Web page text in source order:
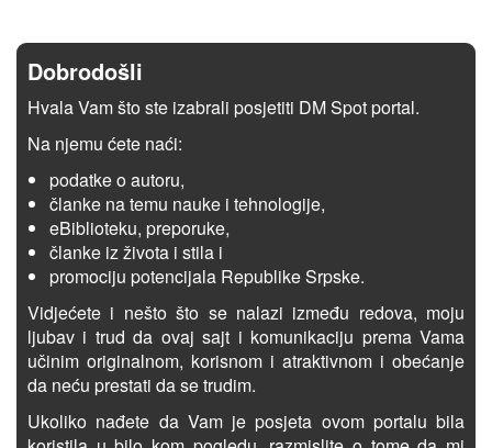
Dobrodošli
Hvala Vam što ste izabrali posjetiti DM Spot portal.
Na njemu ćete naći:
podatke o autoru,
članke na temu nauke i tehnologije,
eBiblioteku, preporuke,
članke iz života i stila i
promociju potencijala Republike Srpske.
Vidjećete i nešto što se nalazi između redova, moju
ljubav i trud da ovaj sajt i komunikaciju prema Vama
učinim originalnom, korisnom i atraktivnom i obećanje
da neću prestati da se trudim.
Ukoliko nađete da Vam je posjeta ovom portalu bila